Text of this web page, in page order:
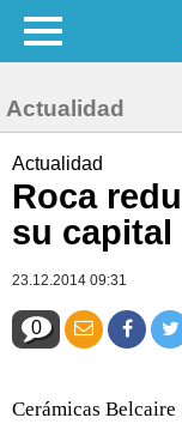
Actualidad
Actualidad
Roca
su capital
23.12.2014 09:31
0
Cerámicas